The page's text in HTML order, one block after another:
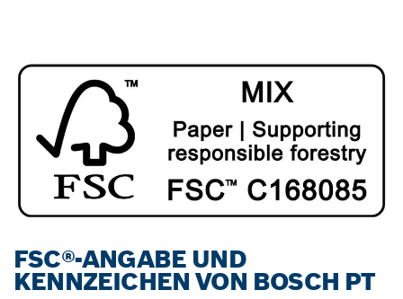
FSC®-ANGABE UND
KENNZEICHEN VON BOSCH PT